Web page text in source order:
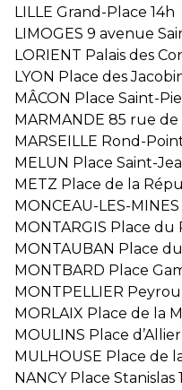
LILLE Grand-Place 14h
LIMOGES 9 avenue
LORIENT Palais des
LYON Place des
MÂCON Place Saint-
MARMANDE 85 rue
MARSEILLE Rond-
MELUN Place Saint-
METZ Place de la
MONCEAU-LES-
MONTARGIS Place du
MONTAUBAN Place du
MONTBARD Place
MONTPELLIER
MORLAIX Place de la
MOULINS Place
MULHOUSE Place de
NANCY Place Stanislas